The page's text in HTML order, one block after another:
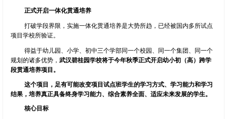
正式开启一体化贯通培养
打破学段界限，实施一体化贯通培养是大势所趋，已经被国内多所试点
项目学校所验证。
得益于幼儿园、小学、初中三个学部同一个校园、同一个集团、同一个
规划的诸多优势， 武汉碧桂园学校将于今年秋季正式开启幼小初（高）跨学
段贯通培养项目。
这个项目，足有可能改变项目试点班学生的学习方式、学习能力和学习
结果，培养真正具备终身学习能力、综合素养全面、适应未来发展的学生。
核心目标